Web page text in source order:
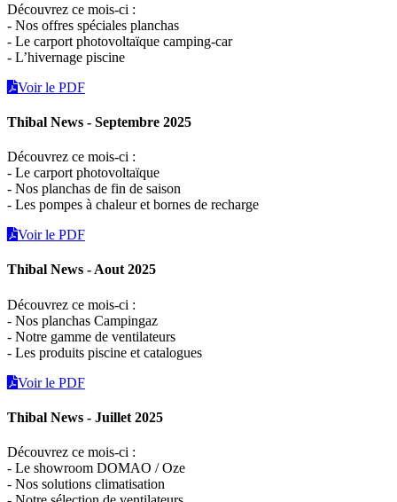
Découvrez ce mois-ci :
- Nos offres spéciales planchas
- Le carport photovoltaïque camping-car
- L’hivernage piscine
Voir le PDF
Thibal News - Septembre 2025
Découvrez ce mois-ci :
- Le carport photovoltaïque
- Nos planchas de fin de saison
- Les pompes à chaleur et bornes de recharge
Voir le PDF
Thibal News - Aout 2025
Découvrez ce mois-ci :
- Nos planchas Campingaz
- Notre gamme de ventilateurs
- Les produits piscine et catalogues
Voir le PDF
Thibal News - Juillet 2025
Découvrez ce mois-ci :
- Le showroom DOMAO / Oze
- Nos solutions climatisation